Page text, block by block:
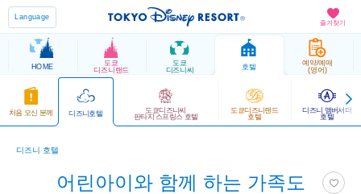
즐겨찾기
Language
HOME
도쿄
디즈니랜드
도쿄
디즈니씨
호텔
예약/예매
(영어)
처음 오신 분께 디즈니호텔 도쿄디즈니씨
판타지 스프링스 호텔
도쿄디즈니랜드
호텔
디즈니 앰버서더
호텔
디즈니 호텔
어린아이와 함께 하는 가족도